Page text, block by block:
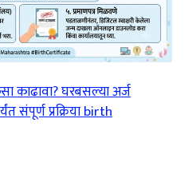
काढावा? घरबसल्या अर्ज
संपूर्ण प्रक्रिया birth